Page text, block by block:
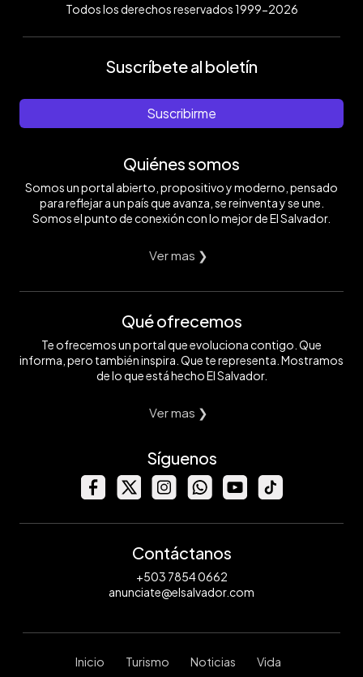
Todos los derechos reservados 1999-2026
Suscríbete al boletín
Suscribirme
Quiénes somos
Somos un portal abierto, propositivo y moderno, pensado
para reflejar a un país que avanza, se reinventa y se une.
Somos el punto de conexión con lo mejor de El Salvador.
Ver mas ❯
Qué ofrecemos
Te ofrecemos un portal que evoluciona contigo. Que
informa, pero también inspira. Que te representa. Mostramos
de lo que está hecho El Salvador.
Ver mas ❯
Síguenos
Contáctanos
+503 7854 0662
anunciate@elsalvador.com
Inicio Turismo Noticias Vida